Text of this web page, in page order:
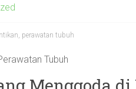
perawatan tubuh
Tubuh